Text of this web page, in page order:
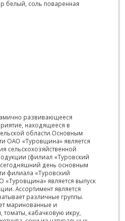
белый, соль поваренная
развивающееся
находящееся в
области.Основным
ОАО «Туровщина» является
сельскохозяйственной
(филиал «Туровский
день основным
филиала «Туровский
«Туровщина» является выпуск
Ассортимент является
различные группы.
маринованные и
кабачковую икру,